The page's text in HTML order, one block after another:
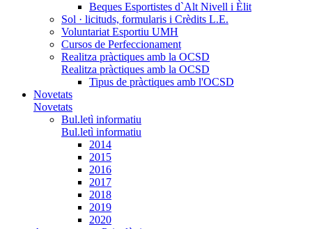
Beques Esportistes d`Alt Nivell i Èlit
Sol · licituds, formularis i Crèdits L.E.
Voluntariat Esportiu UMH
Cursos de Perfeccionament
Realitza pràctiques amb la OCSD
Realitza pràctiques amb la OCSD
Tipus de pràctiques amb l'OCSD
Novetats
Novetats
Bul.letì informatiu
Bul.letì informatiu
2014
2015
2016
2017
2018
2019
2020